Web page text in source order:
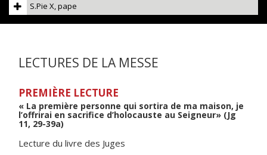
S.Pie X, pape
LECTURES DE LA MESSE
PREMIÈRE LECTURE
« La première personne qui sortira de ma maison, je
l’offrirai en sacrifice d’holocauste au Seigneur» (Jg
11, 29-39a)
Lecture du livre des Juges